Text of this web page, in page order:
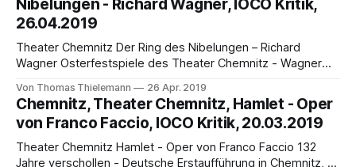
Beethoven eingeladen. Auch um das desaströse Bild der
Stadt in den Medien etwas gerade
Nibelungen - Richard Wagner, IOCO Kritik,
26.04.2019
Theater Chemnitz Der Ring des Nibelungen – Richard
Wagner Osterfestspiele des Theater Chemnitz - Wagner
Chemnitz die Information kam, man werde eine
Neuinszenierung von Richard Wagners Der Ring des
Nibelungen von vier unterschiedlichen Regisseurinnen im
Zeitraum vom 3. Februar 2018 bis zum 1. Dezember
Von Thomas Thielemann 26 Apr. 2019
Chemnitz, Theater Chemnitz, Hamlet - Oper
von Franco Faccio, IOCO Kritik, 20.03.2019
Theater Chemnitz Hamlet - Oper von Franco Faccio 132
Jahre verschollen - Deutsche Erstaufführung in Chemnitz,